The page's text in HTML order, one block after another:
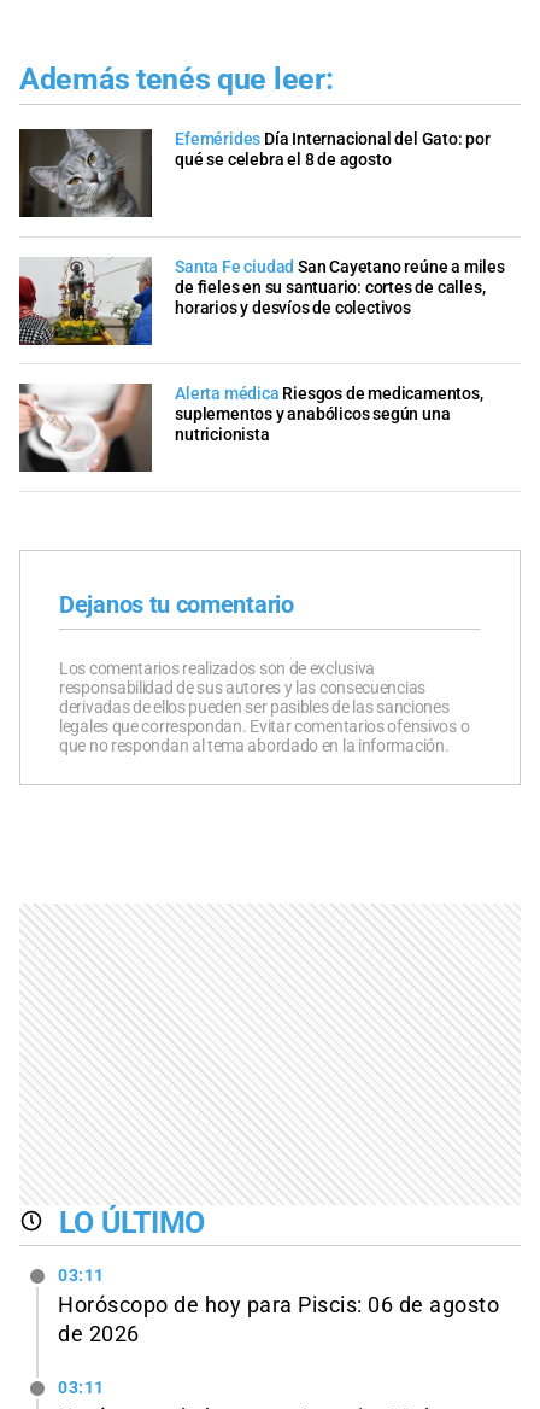
Además tenés que leer:
Efemérides Día Internacional del Gato: por
qué se celebra el 8 de agosto
Santa Fe ciudad San Cayetano reúne a miles
de fieles en su santuario: cortes de calles,
horarios y desvíos de colectivos
Alerta médica Riesgos de medicamentos,
suplementos y anabólicos según una
nutricionista
Dejanos tu comentario
Los comentarios realizados son de exclusiva
responsabilidad de sus autores y las consecuencias
derivadas de ellos pueden ser pasibles de las sanciones
legales que correspondan. Evitar comentarios ofensivos o
que no respondan al tema abordado en la información.
LO ÚLTIMO
03:11
Horóscopo de hoy para Piscis: 06 de agosto
de 2026
03:11